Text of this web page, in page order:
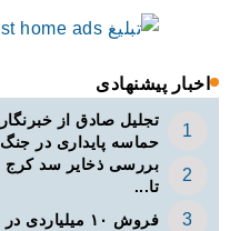
اخبار پیشنهادی
تجلیل صادق از
حماسه پایداری در جنگ
تا...
فروش ۱۰ میلیاردی در بازارهای شبانه‌روزی صنایع‌دستی